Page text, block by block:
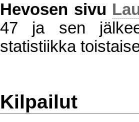
Hevosen sivu
47 ja sen
statistiikka
Kilpailut